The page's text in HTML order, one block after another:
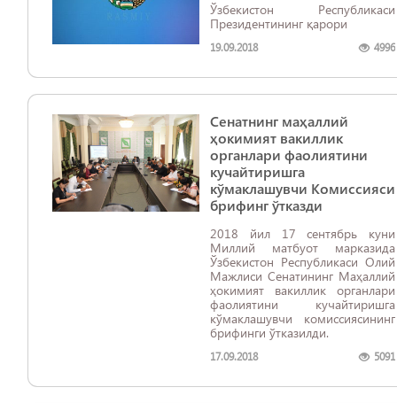
Ўзбекистон Республикаси
Президентининг қарори
19.09.2018 4996
Сенатнинг маҳаллий
ҳокимият вакиллик
органлари фаолиятини
кучайтиришга
кўмаклашувчи Комиссияси
брифинг ўтказди
2018 йил 17 сентябрь куни
Миллий матбуот марказида
Ўзбекистон Республикаси Олий
Мажлиси Сенатининг Маҳаллий
ҳокимият вакиллик органлари
фаолиятини кучайтиришга
кўмаклашувчи комиссиясининг
брифинги ўтказилди.
17.09.2018 5091